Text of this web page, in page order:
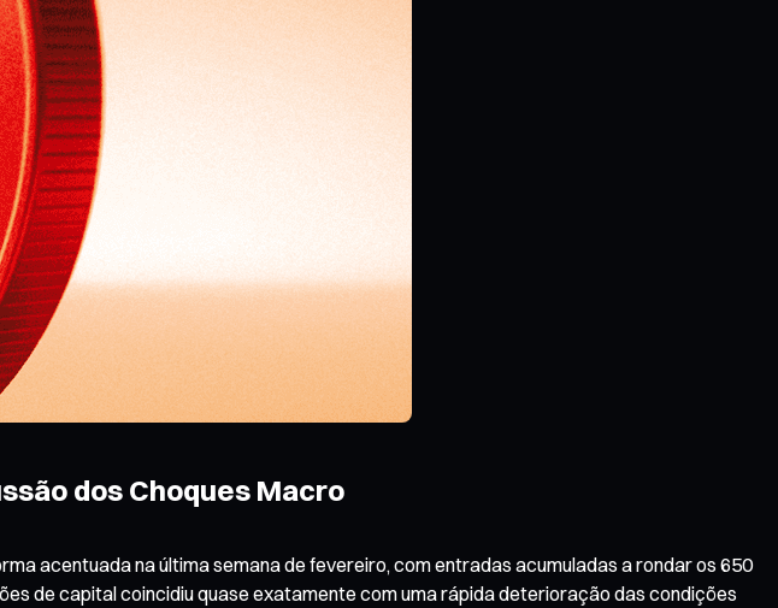
dos Choques Macro
acentuada na última semana de fevereiro, com entradas acumuladas a rondar os 650
de capital coincidiu quase exatamente com uma rápida deterioração das condições